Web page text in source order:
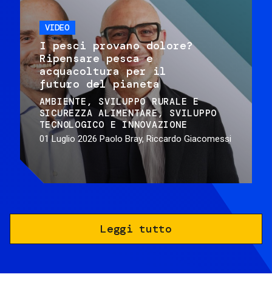
VIDEO
I pesci provano dolore?
Ripensare pesca e
acquacoltura per il
futuro del pianeta
AMBIENTE
SVILUPPO RURALE E
SICUREZZA ALIMENTARE
SVILUPPO
TECNOLOGICO E INNOVAZIONE
01 Luglio 2026 Paolo Bray, Riccardo Giacomessi
Leggi tutto